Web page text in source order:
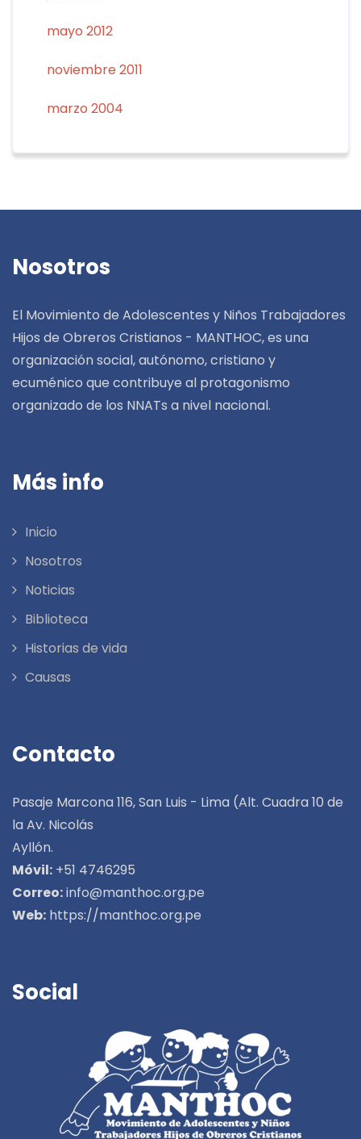
mayo 2012
noviembre 2011
marzo 2004
Nosotros
El Movimiento de Adolescentes y Niños Trabajadores
Hijos de Obreros Cristianos - MANTHOC, es una
organización social, autónomo, cristiano y
ecuménico que contribuye al protagonismo
organizado de los NNATs a nivel nacional.
Más info
Inicio
Nosotros
Noticias
Biblioteca
Historias de vida
Causas
Contacto
Pasaje Marcona 116, San Luis - Lima (Alt. Cuadra 10 de
la Av. Nicolás
Ayllón.
Móvil: +51 4746295
Correo:info@manthoc.org.pe
Web: https://manthoc.org.pe
Social